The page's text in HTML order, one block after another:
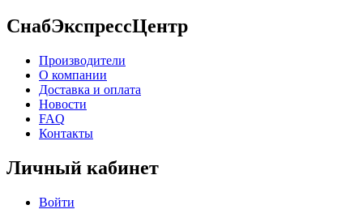
СнабЭкспрессЦентр
Производители
О компании
Доставка и оплата
Новости
FAQ
Контакты
Личный кабинет
Войти